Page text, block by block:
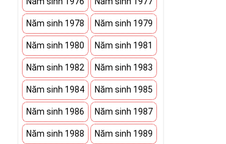
Năm sinh 1978 Năm sinh 1979
Năm sinh 1980 Năm sinh 1981
Năm sinh 1982 Năm sinh 1983
Năm sinh 1984 Năm sinh 1985
Năm sinh 1986 Năm sinh 1987
Năm sinh 1988 Năm sinh 1989